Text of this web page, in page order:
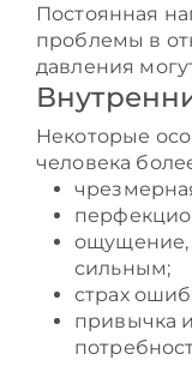
Постоянная
проблемы в
давления
Некоторые
человека
ощущение,
сильным;
страх
привычка